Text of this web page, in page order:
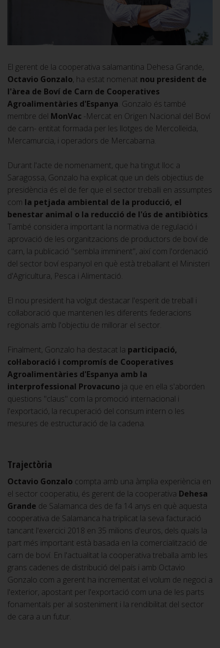
El gerent de la cooperativa salamantina Dehesa Grande,
Octavio Gonzalo, ha estat nomenat nou president de
l'àrea de Boví de Carn de Cooperatives
Agroalimentàries d'Espanya. Gonzalo és també
membre del MonVac -Mercat en Origen Nacional del Boví
de carn- entitat formada per les llotges de Mercolleida,
Mercamurcia, i operadors de Mercabarna.
Durant l'acte de nomenament, que ha tingut lloc a
Saragossa, Gonzalo ha explicat que un dels objectius de
presidència és el de fer que el sector treballi en assumptes
com la petjada ambiental de la producció, el
benestar animal o la reducció de l'ús de antibiòtics.
També considera important la normativa de regulació i
aprovació de les organitzacions de productors de boví de
carn, la publicació "sembla imminent", així com l'ordenació
del sector boví espanyol en què està treballant el Ministeri
d'Agricultura, Pesca i Alimentació.
El nou president ha volgut destacar l'esperit de treball i
col·laboració que mantenen les diferents federacions
regionals amb l'objectiu de millorar el sector.
Finalment, Gonzalo ha destacat la participació,
col·laboració i compromís de Cooperatives
Agroalimentàries d'Espanya amb la
interprofessional Provacuno ja que en ella s'aborden
qüestions "claus" com la promoció internacional i
l'exportació, la recuperació del consum intern o les
mesures de estructuració de la cadena.
Trajectòria
Octavio Gonzalo compta amb una àmplia experiència en
el sector cooperatiu, és gerent de la cooperativa Dehesa
Grande de Salamanca des de fa 14 anys en què aquesta
cooperativa de Salamanca ha triplicat la seva facturació
tancant l'exercici 2018 en 35 milions d'euros, dels quals la
part més important està basada en la comercialització de
carn de boví. En l'actualitat la cooperativa treballa amb les
grans cadenes de distribució del país i amb Octavio
Gonzalo com a gerent ha incrementat el volum de negoci a
l'exterior, apostant per l'exportació com una de les parts
fonamentals per al sosteniment i la rendibilitat del sector
de cara a un futur.